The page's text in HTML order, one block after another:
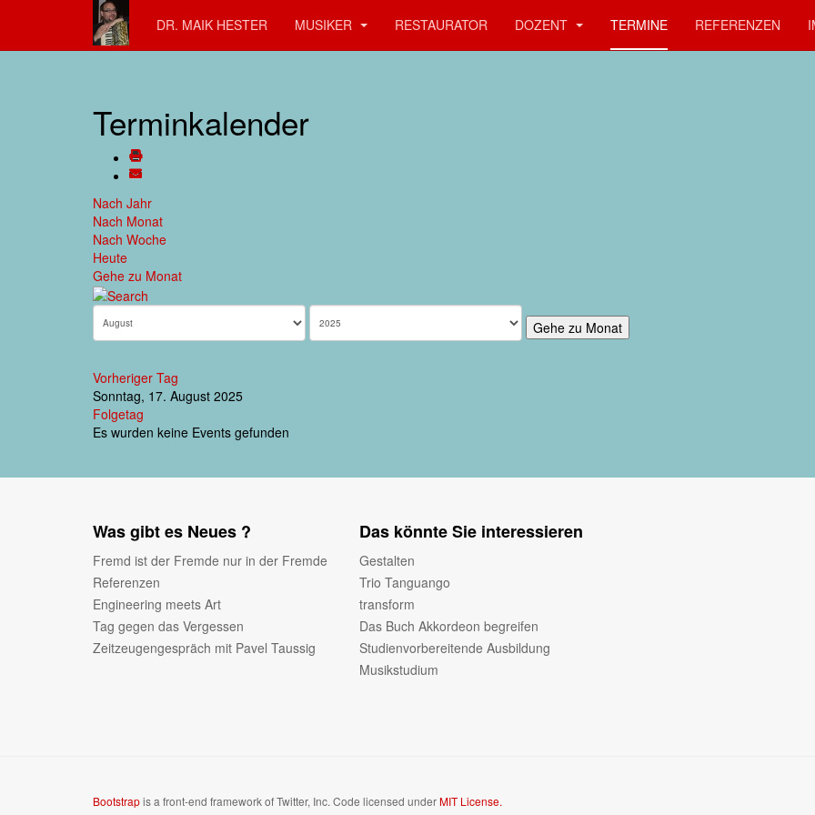
DR. MAIK HESTER MUSIKER RESTAURATOR DOZENT TERMINE REFERENZEN
Terminkalender
Nach Jahr
Nach Monat
Nach Woche
Heute
Gehe zu Monat
Gehe zu Monat
Vorheriger Tag
Sonntag, 17. August 2025
Folgetag
Es wurden keine Events gefunden
Was gibt es Neues ?
Fremd ist der Fremde nur in der Fremde
Referenzen
Engineering meets Art
Tag gegen das Vergessen
Zeitzeugengespräch mit Pavel Taussig
Das könnte Sie interessieren
Gestalten
Trio Tanguango
transform
Das Buch Akkordeon begreifen
Studienvorbereitende Ausbildung
Musikstudium
Bootstrapis a front-end framework of Twitter, Inc. Code licensed underMIT License.